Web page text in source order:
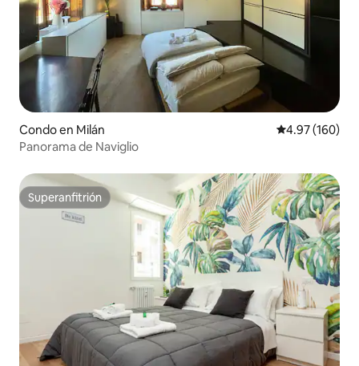
Condo en Milán Calificación
4.97 (160)
Panorama de Naviglio
Superanfitrión
Superanfitrión